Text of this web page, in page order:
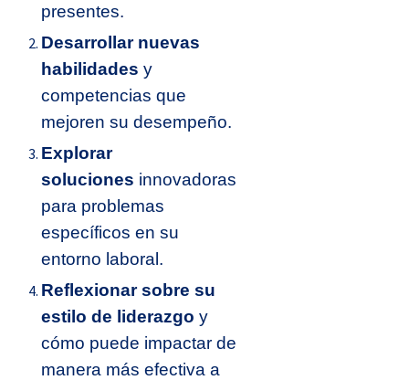
presentes.
Desarrollar nuevas
habilidades y
competencias que
mejoren su desempeño.
Explorar
soluciones innovadoras
para problemas
específicos en su
entorno laboral.
Reflexionar sobre su
estilo de liderazgo y
cómo puede impactar de
manera más efectiva a